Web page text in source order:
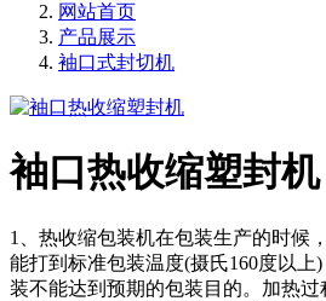
网站首页
产品展示
袖口式封切机
袖口热收缩塑封机
1、热收缩包装机在包装生产的时候
能打到标准包装温度(摄氏160度以上
装不能达到预期的包装目的。加热